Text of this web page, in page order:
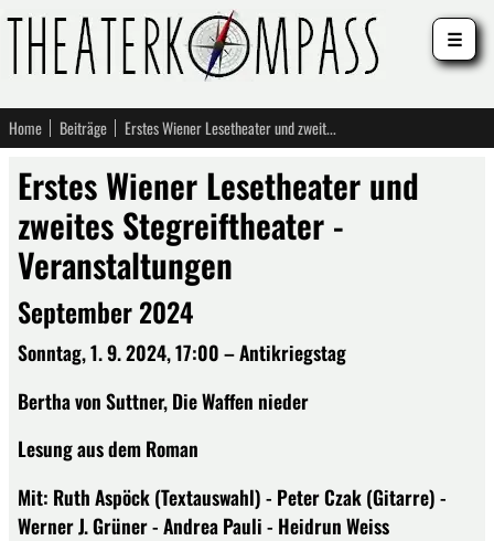
Home Beiträge Erstes Wiener Lesetheater und zweites Stegreiftheater - Veranstaltungen
Erstes Wiener Lesetheater und
zweites Stegreiftheater -
Veranstaltungen
September 2024
Sonntag, 1. 9. 2024, 17:00 – Antikriegstag
Bertha von Suttner, Die Waffen nieder
Lesung aus dem Roman
Mit: Ruth Aspöck (Textauswahl) - Peter Czak (Gitarre) -
Werner J. Grüner - Andrea Pauli - Heidrun Weiss
☰